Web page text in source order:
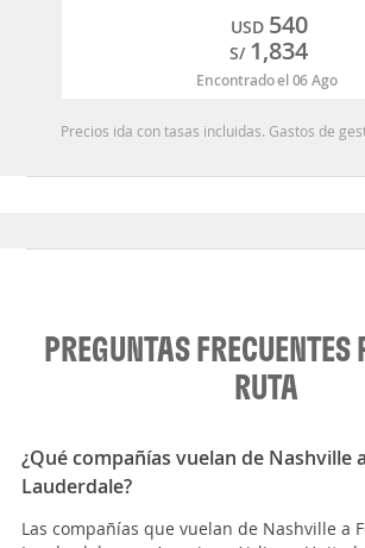
USD 540
S/ 1,834
Encontrado el 06 Ago
Precios ida con tasas incluidas. Gastos de
PREGUNTAS FRECUENTES
RUTA
¿Qué compañías vuelan de Nashville
Lauderdale?
Las compañías que vuelan de Nashville a